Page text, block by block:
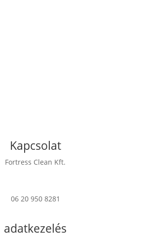
Kapcsolat
Fortress Clean Kft.
06 20 950 8281
adatkezelés